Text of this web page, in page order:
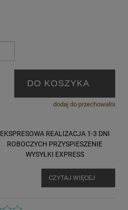
DO KOSZYKA
dodaj do przechowalni
EKSPRESOWA REALIZACJA 1-3 DNI
ROBOCZYCH PRZYSPIESZENIE
WYSYŁKI EXPRESS
CZYTAJ WIĘCEJ